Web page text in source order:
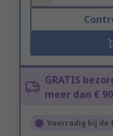
GRATIS
meer dan €
Voorradig bij de